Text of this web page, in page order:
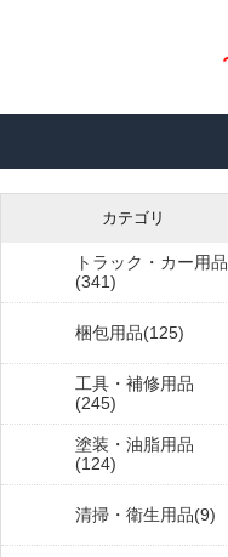
カテゴリ
トラック・カー用品
(341)
梱包用品(125)
工具・補修用品
(245)
塗装・油脂用品
(124)
清掃・衛生用品(9)